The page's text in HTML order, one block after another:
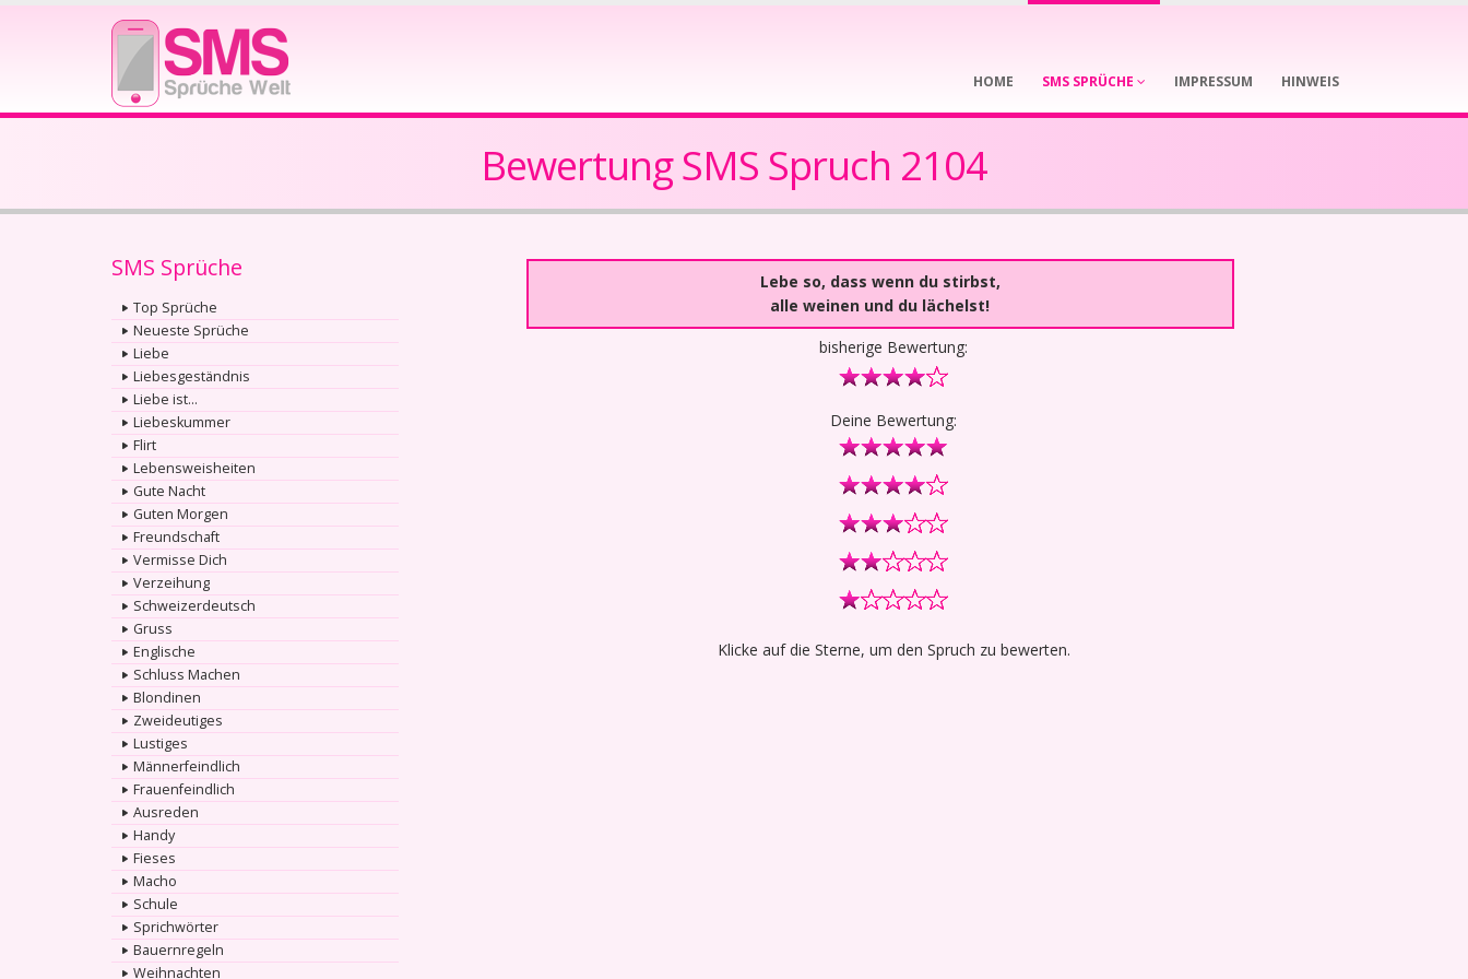
HOME SMS SPRÜCHE IMPRESSUM HINWEIS
Bewertung SMS Spruch 2104
SMS Sprüche
Top Sprüche
Neueste Sprüche
Liebe
Liebesgeständnis
Liebe ist...
Liebeskummer
Flirt
Lebensweisheiten
Gute Nacht
Guten Morgen
Freundschaft
Vermisse Dich
Verzeihung
Schweizerdeutsch
Gruss
Englische
Schluss Machen
Blondinen
Zweideutiges
Lustiges
Männerfeindlich
Frauenfeindlich
Ausreden
Handy
Fieses
Macho
Schule
Sprichwörter
Bauernregeln
Weihnachten
Lebe so, dass wenn du stirbst,
alle weinen und du lächelst!
bisherige Bewertung:
Deine Bewertung:
Klicke auf die Sterne, um den Spruch zu bewerten.